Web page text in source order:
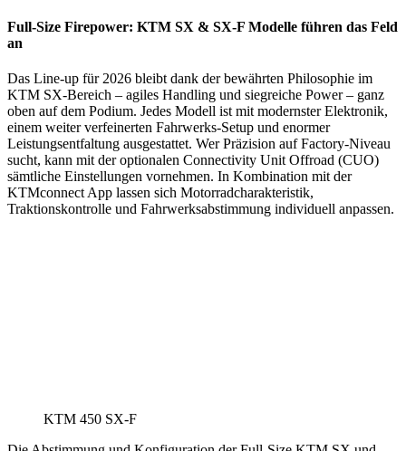
Full-Size Firepower: KTM SX & SX-F Modelle führen das Feld
an
Das Line-up für 2026 bleibt dank der bewährten Philosophie im
KTM SX-Bereich – agiles Handling und siegreiche Power – ganz
oben auf dem Podium. Jedes Modell ist mit modernster Elektronik,
einem weiter verfeinerten Fahrwerks-Setup und enormer
Leistungsentfaltung ausgestattet. Wer Präzision auf Factory-Niveau
sucht, kann mit der optionalen Connectivity Unit Offroad (CUO)
sämtliche Einstellungen vornehmen. In Kombination mit der
KTMconnect App lassen sich Motorradcharakteristik,
Traktionskontrolle und Fahrwerksabstimmung individuell anpassen.
KTM 450 SX-F